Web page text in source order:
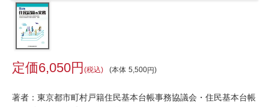
本体 5,500
6,050 税込
著者：東京都市町村戸籍住民基本台帳事務協議会・住民基本台帳